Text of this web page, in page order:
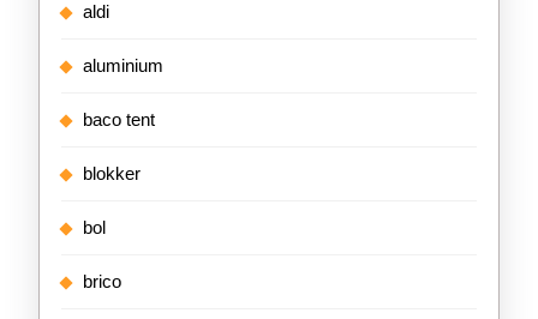
aldi
aluminium
baco tent
blokker
bol
brico